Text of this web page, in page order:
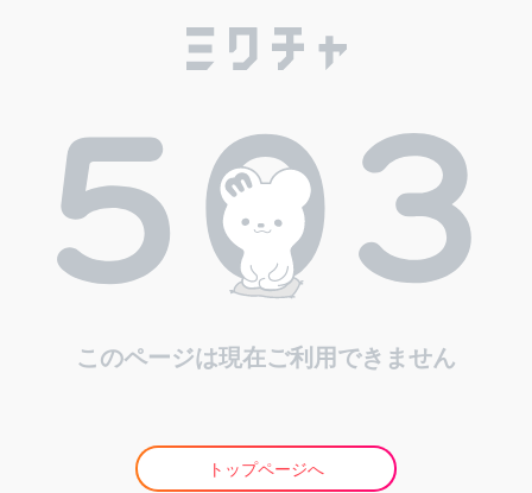
このページは現在ご利用できません